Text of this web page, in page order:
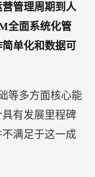
管理周期到人
全面系统化管
单化和数据可
等多方面核心能
有发展里程碑
满足于这一成